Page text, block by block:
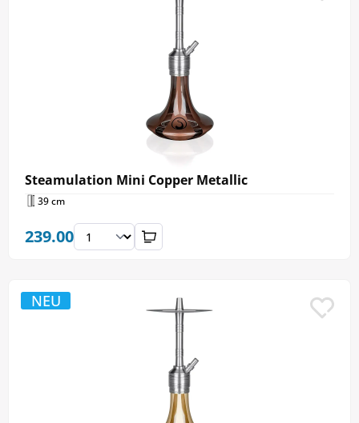
Steamulation Mini Copper Metallic
39 cm
239.00
NEU